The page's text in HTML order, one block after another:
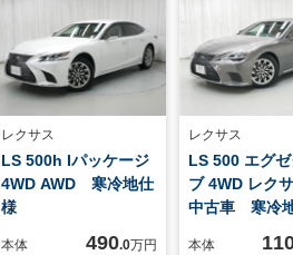
レクサス
LS 500h Iパッケージ
4WD AWD 寒冷地仕
様
本体 490.0万円
レクサス
LS 500 エグ
ブ 4WD レク
中古車 寒冷
本体